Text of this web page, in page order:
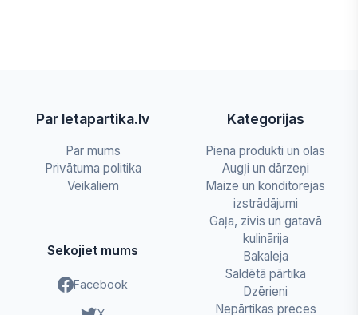
Par letapartika.lv
Par mums
Privātuma politika
Veikaliem
Sekojiet mums
Facebook
Kategorijas
Piena produkti un olas
Augļi un dārzeņi
Maize un konditorejas
izstrādājumi
Gaļa, zivis un gatavā
kulinārija
Bakaleja
Saldētā pārtika
Dzērieni
Nepārtikas preces